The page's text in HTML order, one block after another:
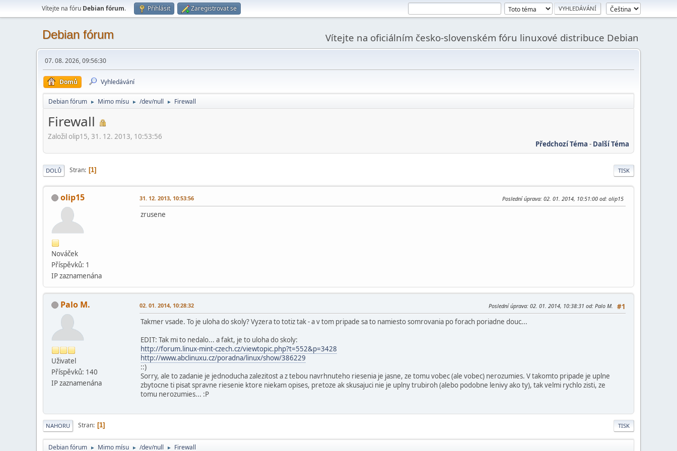
Vítejte na fóru Debian fórum. Přihlásit Zaregistrovat se
Debian fórum Vítejte na oficiálním česko-slovenském fóru linuxové distribuce Debian
07. 08. 2026, 09:56:30
Domů Vyhledávání
Debian fórum ► Mimo mí­su ► /dev/null ► Firewall
Firewall
Založil olip15, 31. 12. 2013, 10:53:56
Předchozí Téma - Další Téma
TISK
DOLŮ Stran 1
olip15
Nováček
Příspěvků: 1
IP zaznamenána
31. 12. 2013, 10:53:56 Poslední úprava: 02. 01. 2014, 10:51:00 od: olip15
zrusene
Palo M.
Uživatel
Příspěvků: 140
IP zaznamenána
#1
02. 01. 2014, 10:28:32 Poslední úprava: 02. 01. 2014, 10:38:31 od: Palo M.
Takmer vsade. To je uloha do skoly? Vyzera to totiz tak - a v tom pripade sa to namiesto somrovania po forach poriadne douc...
EDIT: Tak mi to nedalo... a fakt, je to uloha do skoly:
http://forum.linux-mint-czech.cz/viewtopic.php?t=552&p=3428
http://www.abclinuxu.cz/poradna/linux/show/386229
::)
Sorry, ale to zadanie je jednoducha zalezitost a z tebou navrhnuteho riesenia je jasne, ze tomu vobec (ale vobec) nerozumies. V takomto pripade je uplne
zbytocne ti pisat spravne riesenie ktore niekam opises, pretoze ak skusajuci nie je uplny trubiroh (alebo podobne lenivy ako ty), tak velmi rychlo zisti, ze
tomu nerozumies... :P
TISK
NAHORU Stran 1
Debian fórum ► Mimo mí­su ► /dev/null ► Firewall